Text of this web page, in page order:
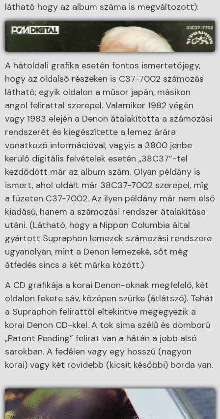
látható hogy az album száma is megváltozott):
A hátoldali grafika esetén fontos ismertetőjegy,
hogy az oldalsó részeken is C37-7002 számozás
látható; egyik oldalon a műsor japán, másikon
angol felirattal szerepel. Valamikor 1982 végén
vagy 1983 elején a Denon átalakította a számozási
rendszerét és kiegészítette a lemez árára
vonatkozó információval, vagyis a 3800 jenbe
kerülő digitális felvételek esetén „38C37”-tel
kezdődött már az album szám. Olyan példány is
ismert, ahol oldalt már 38C37-7002 szerepel, míg
a füzeten C37-7002. Az ilyen példány már nem első
kiadású, hanem a számozási rendszer átalakítása
utáni. (Látható, hogy a Nippon Columbia által
gyártott Supraphon lemezek számozási rendszere
ugyanolyan, mint a Denon lemezeké, sőt még
átfedés sincs a két márka között.)
A CD grafikája a korai Denon-oknak megfelelő, két
oldalon fekete sáv, középen szürke (átlátszó). Tehát
a Supraphon felirattól eltekintve megegyezik a
korai Denon CD-kkel. A tok sima szélű és domború
„Patent Pending” felirat van a hátán a jobb alsó
sarokban. A fedélen vagy egy hosszú (nagyon
korai) vagy két rövidebb (kicsit későbbi) borda van.